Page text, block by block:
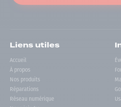
Liens utiles
Accueil
À propos
Nos produits
Réparations
Réseau numérique